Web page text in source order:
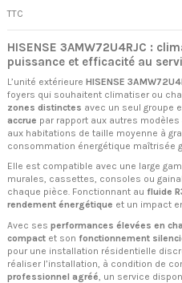
TTC
HISENSE 3AMW72U4RJC :
puissance et efficacité au
L’unité extérieure HISENSE
foyers qui souhaitent climatiser ou
zones distinctes avec un seul groupe
accrue par rapport aux autres
aux habitations de taille moyenne à
consommation énergétique maîtrisée
Elle est compatible avec une large
murales, cassettes, consoles ou
chaque pièce. Fonctionnant au fluide
rendement énergétique et un impact
Avec ses performances élevées en
compact et son fonctionnement
pour une installation résidentielle
réaliser l’installation, à condition de
professionnel agréé , un service